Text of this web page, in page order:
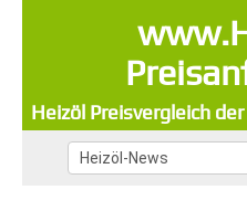
Heizöl Preisvergleich